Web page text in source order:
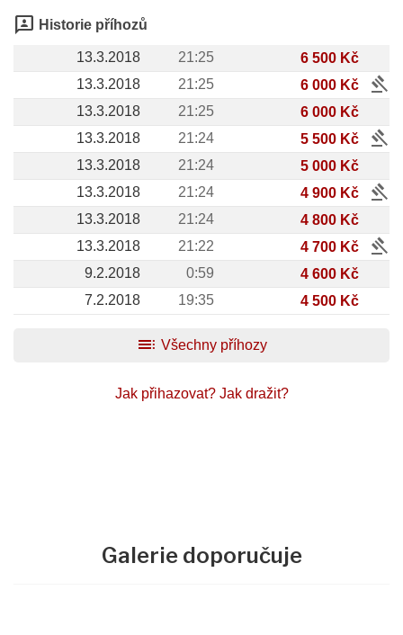
3p Historie příhozů
13.3.2018 21:25
6 500 Kč
13.3.2018
21:25 6 000 Kč gavel
13.3.2018 21:25
6 000 Kč
13.3.2018
21:24 5 500 Kč gavel
13.3.2018 21:24
5 000 Kč
13.3.2018
21:24 4 900 Kč gavel
13.3.2018 21:24
4 800 Kč
13.3.2018
21:22 4 700 Kč gavel
9.2.2018 0:59
4 600 Kč
7.2.2018
19:35 4 500 Kč
toc Všechny příhozy
Jak přihazovat? Jak dražit?
Galerie doporučuje